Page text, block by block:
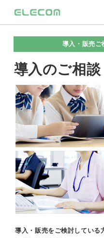
導入・販売ご
導入のご相
導入・販売をご検討している